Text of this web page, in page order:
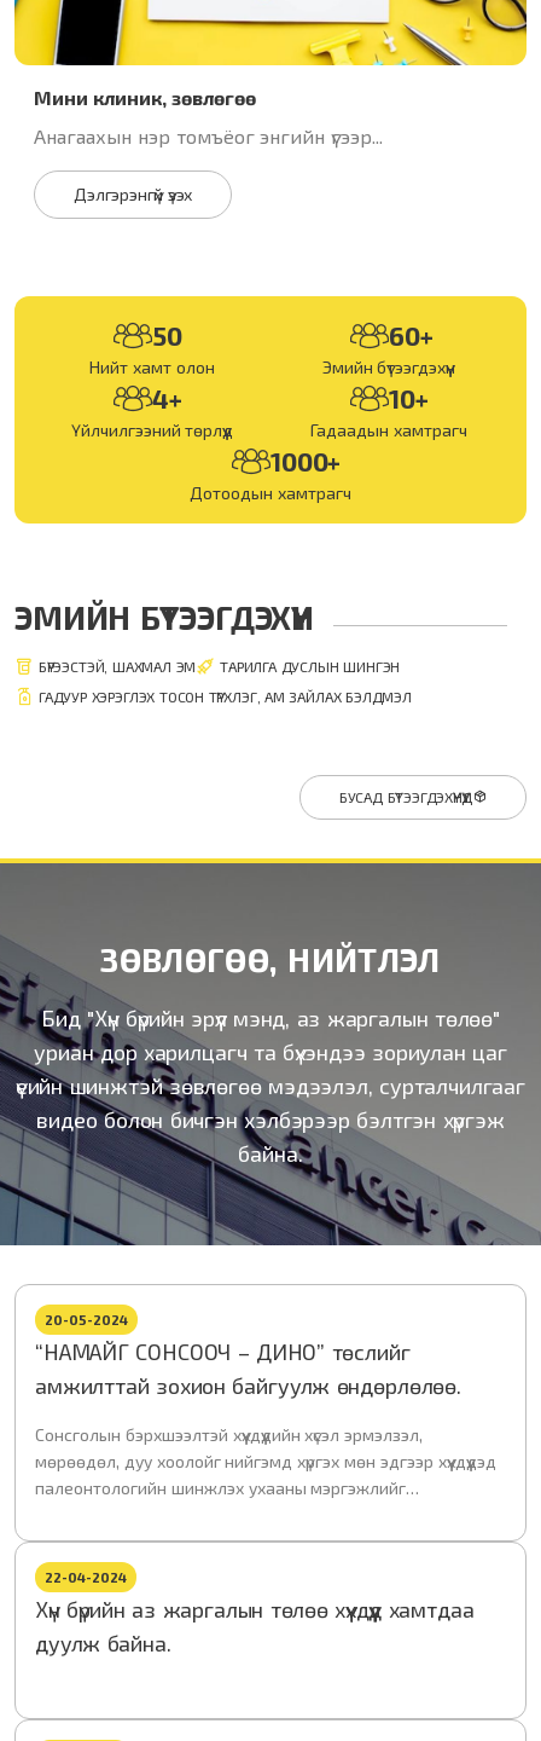
Мини клиник, зөвлөгөө
Анагаахын нэр томъёог энгийн үгээр...
Дэлгэрэнгүй үзэх
50
Нийт хамт олон
60+
Эмийн бүтээгдэхүүн
4+
Үйлчилгээний төрлүүд
10+
Гадаадын хамтрагч
1000+
Дотоодын хамтрагч
ЭМИЙН БҮТЭЭГДЭХҮҮН
БҮРЭЭСТЭЙ, ШАХМАЛ ЭМ
ТАРИЛГА ДУСЛЫН ШИНГЭН
ГАДУУР ХЭРЭГЛЭХ ТОСОН ТҮРХЛЭГ, АМ ЗАЙЛАХ БЭЛДМЭЛ
БУСАД БҮТЭЭГДЭХҮҮНҮҮД
ЗӨВЛӨГӨӨ, НИЙТЛЭЛ
Бид "Хүн бүрийн эрүүл мэнд, аз жаргалын төлөө"
уриан дор харилцагч та бүхэндээ зориулан цаг
үеийн шинжтэй зөвлөгөө мэдээлэл, сурталчилгааг
видео болон бичгэн хэлбэрээр бэлтгэн хүргэж
байна.
20-05-2024
“НАМАЙГ СОНСООЧ – ДИНО” төслийг
амжилттай зохион байгуулж өндөрлөлөө.
Сонсголын бэрхшээлтэй хүүхдүүдийн хүсэл эрмэлзэл,
мөрөөдөл, дуу хоолойг нийгэмд хүргэх мөн эдгээр хүүхдүүдэд
палеонтологийн шинжлэх ухааны мэргэжлийг
хөрөнгө оруулалтыг хийхийг зорьж бид энэхүү төслийг
продюссер С.Батхишиг, Шинжлэх ухааны академийн
Палеонтологийн хүрээлэн, Нийслэлийн ерөнхий
боловсролын 29-р бүрэн дунд сургуультай хамтран зохион
байгуулсан билээ.
22-04-2024
Хүн бүрийн аз жаргалын төлөө хүүхдүүд хамтдаа
дуулж байна.